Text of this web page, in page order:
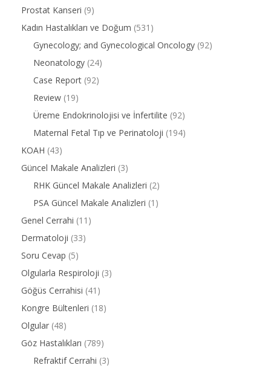
Prostat Kanseri (9)
Kadın Hastalıkları ve Doğum (531)
Gynecology; and Gynecological Oncology (92)
Neonatology (24)
Case Report (92)
Review (19)
Üreme Endokrinolojisi ve İnfertilite (92)
Maternal Fetal Tıp ve Perinatoloji (194)
KOAH (43)
Güncel Makale Analizleri (3)
RHK Güncel Makale Analizleri (2)
PSA Güncel Makale Analizleri (1)
Genel Cerrahi (11)
Dermatoloji (33)
Soru Cevap (5)
Olgularla Respiroloji (3)
Göğüs Cerrahisi (41)
Kongre Bültenleri (18)
Olgular (48)
Göz Hastalıkları (789)
Refraktif Cerrahi (3)